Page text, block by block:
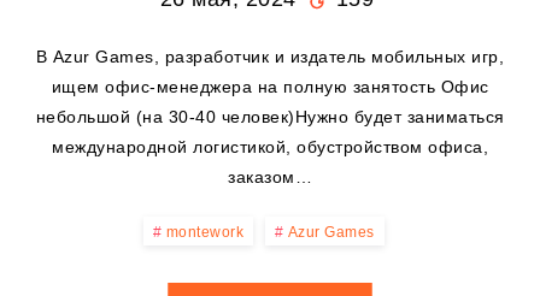
В Azur Games, разработчик и издатель мобильных игр,
ищем офис-менеджера на полную занятость Офис
небольшой (на 30-40 человек)Нужно будет заниматься
международной логистикой, обустройством офиса,
заказом…
montework Azur Games